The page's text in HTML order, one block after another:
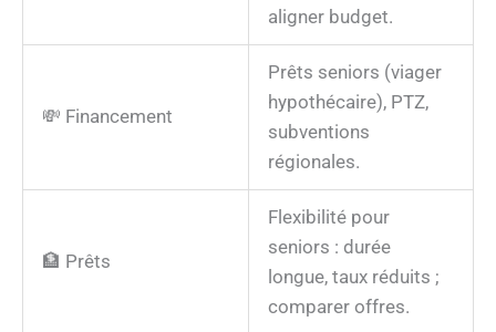
aligner budget.
💸 Financement
Prêts seniors (viager
hypothécaire), PTZ,
subventions
régionales.
🏦 Prêts
Flexibilité pour
seniors : durée
longue, taux réduits ;
comparer offres.